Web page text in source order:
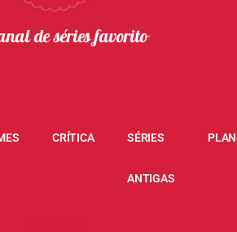
de séries favorito
CRÍTICA SÉRIES
ANTIGAS